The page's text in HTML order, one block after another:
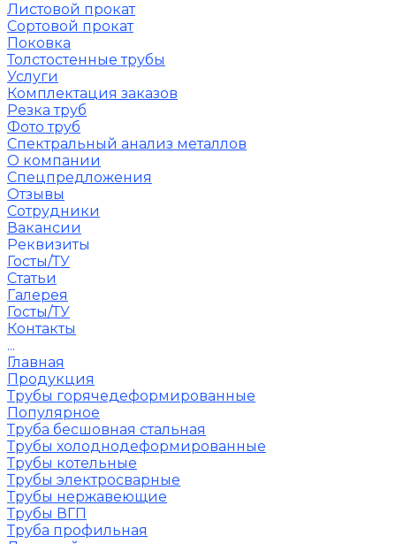
Листовой прокат
Сортовой прокат
Поковка
Толстостенные трубы
Услуги
Комплектация заказов
Резка труб
Фото труб
Спектральный анализ металлов
О компании
Спецпредложения
Отзывы
Сотрудники
Вакансии
Реквизиты
Госты/ТУ
Статьи
Галерея
Госты/ТУ
Контакты
...
Главная
Продукция
Трубы горячедеформированные
Популярное
Труба бесшовная стальная
Трубы холоднодеформированные
Трубы котельные
Трубы электросварные
Трубы нержавеющие
Трубы ВГП
Труба профильная